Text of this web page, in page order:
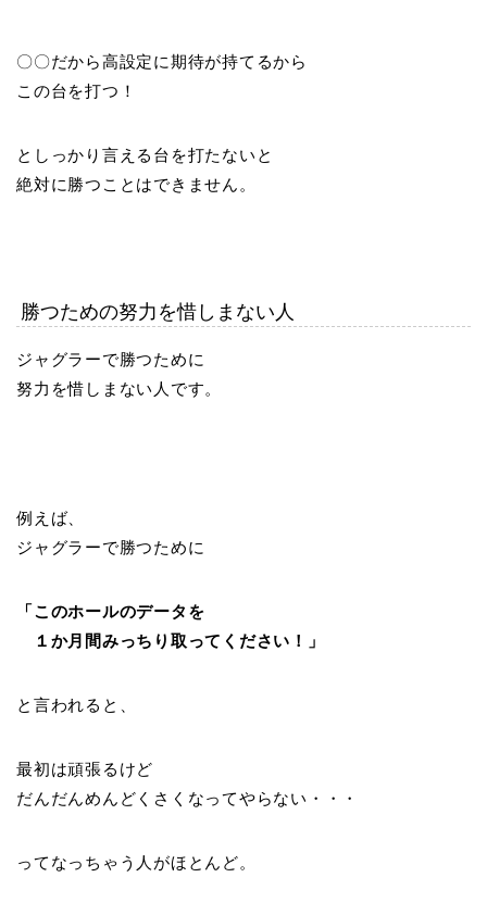
〇〇だから高設定に期待が持てるから
この台を打つ！
としっかり言える台を打たないと
絶対に勝つことはできません。
勝つための努力を惜しまない人
ジャグラーで勝つために
努力を惜しまない人です。
例えば、
ジャグラーで勝つために
「このホールのデータを
１か月間みっちり取ってください！」
と言われると、
最初は頑張るけど
だんだんめんどくさくなってやらない・・・
ってなっちゃう人がほとんど。